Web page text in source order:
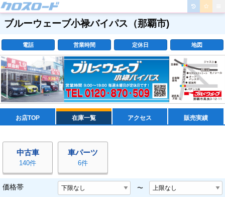
ブルーウェーブ小禄バイパス （那覇市)
電話 営業時間 定休日 地図
お店TOP 在庫一覧 アクセス 販売実績
中古車
140件
車パーツ
6件
価格帯 〜